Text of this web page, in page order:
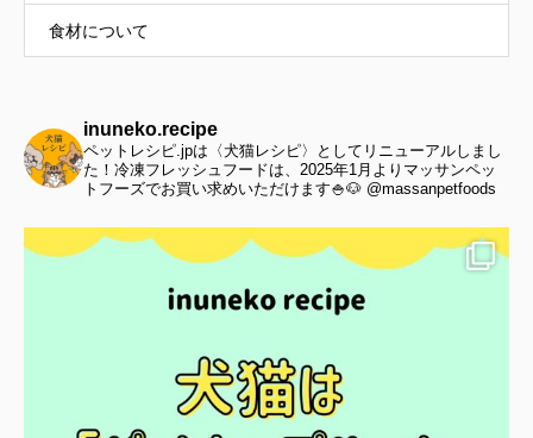
食材について
inuneko.recipe
ペットレシピ.jpは〈犬猫レシピ〉としてリニューアルしまし
た！冷凍フレッシュフードは、2025年1月よりマッサンペッ
トフーズでお買い求めいただけます🍚🐶 @massanpetfoods